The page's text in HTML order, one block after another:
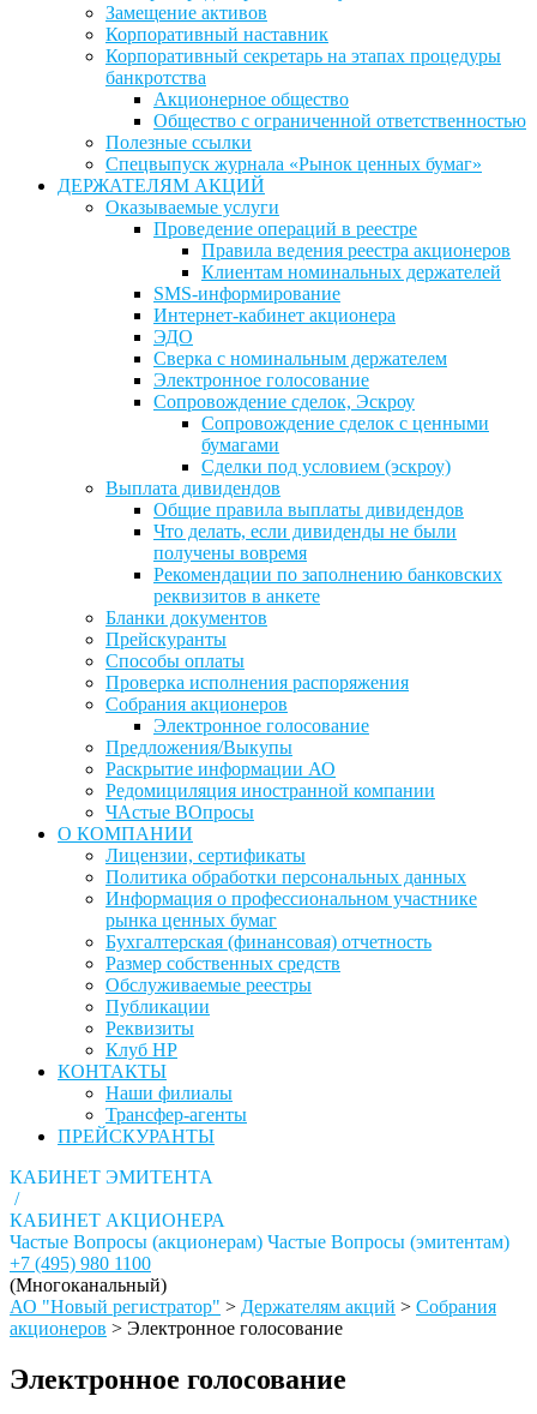
Замещение активов
Корпоративный наставник
Корпоративный секретарь на этапах процедуры
банкротства
Акционерное общество
Общество с ограниченной ответственностью
Полезные ссылки
Спецвыпуск журнала «Рынок ценных бумаг»
ДЕРЖАТЕЛЯМ АКЦИЙ
Оказываемые услуги
Проведение операций в реестре
Правила ведения реестра акционеров
Клиентам номинальных держателей
SMS-информирование
Интернет-кабинет акционера
ЭДО
Сверка с номинальным держателем
Электронное голосование
Сопровождение сделок, Эскроу
Сопровождение сделок с ценными
бумагами
Сделки под условием (эскроу)
Выплата дивидендов
Общие правила выплаты дивидендов
Что делать, если дивиденды не были
получены вовремя
Рекомендации по заполнению банковских
реквизитов в анкете
Бланки документов
Прейскуранты
Способы оплаты
Проверка исполнения распоряжения
Собрания акционеров
Электронное голосование
Предложения/Выкупы
Раскрытие информации АО
Редомициляция иностранной компании
ЧАстые ВОпросы
О КОМПАНИИ
Лицензии, сертификаты
Политика обработки персональных данных
Информация о профессиональном участнике
рынка ценных бумаг
Бухгалтерская (финансовая) отчетность
Размер собственных средств
Обслуживаемые реестры
Публикации
Реквизиты
Клуб НР
КОНТАКТЫ
Наши филиалы
Трансфер-агенты
ПРЕЙСКУРАНТЫ
КАБИНЕТ ЭМИТЕНТА
/
КАБИНЕТ АКЦИОНЕРА
Частые Вопросы (акционерам) Частые Вопросы (эмитентам)
+7 (495) 980 1100
(Многоканальный)
АО "Новый регистратор" > Держателям акций > Собрания
акционеров > Электронное голосование
Электронное голосование